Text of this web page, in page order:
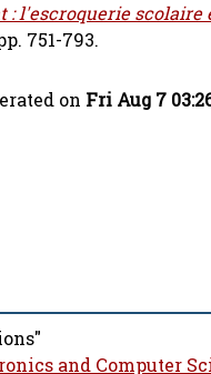
: l'escroquerie scolaire
751-793.
on Fri Aug 7
and Computer